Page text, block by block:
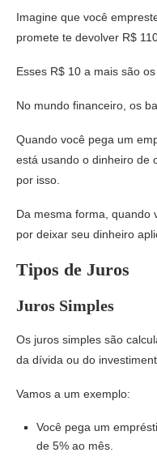
Imagine que você
promete te devolver R$
Esses R$ 10 a mais são
No mundo financeiro, os
Quando você pega um
está usando o dinheiro de
por isso.
Da mesma forma, quando
por deixar seu dinheiro
Tipos de Juros
Juros Simples
Os juros simples são
da dívida ou do
Vamos a um exemplo:
Você pega um
de 5% ao mês.